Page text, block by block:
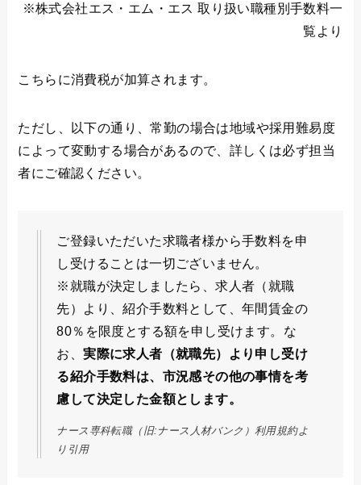
※株式会社エス・エム・エス 取り扱い職種別手数料一
覧より
こちらに消費税が加算されます。
ただし、以下の通り、常勤の場合は地域や採用難易度
によって変動する場合があるので、詳しくは必ず担当
者にご確認ください。
ご登録いただいた求職者様から手数料を申
し受けることは一切ございません。
※就職が決定しましたら、求人者（就職
先）より、紹介手数料として、年間賃金の
80％を限度とする額を申し受けます。な
お、実際に求人者（就職先）より申し受け
る紹介手数料は、市況感その他の事情を考
慮して決定した金額とします。
ナース専科転職（旧:ナース人材バンク）利用規約よ
り引用